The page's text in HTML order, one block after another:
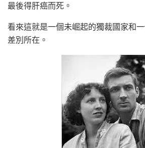
最後得肝癌而死。
看來這就是一個未崛起的獨裁國家和
差別所在。